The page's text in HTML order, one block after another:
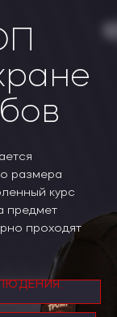
размера
курс
предмет
проходят